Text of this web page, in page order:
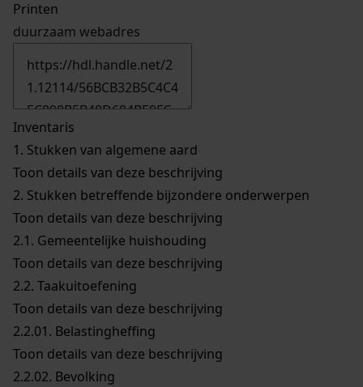
Printen
duurzaam webadres
Inventaris
1. Stukken van algemene aard
Toon details van deze beschrijving
2. Stukken betreffende bijzondere onderwerpen
Toon details van deze beschrijving
2.1. Gemeentelijke huishouding
Toon details van deze beschrijving
2.2. Taakuitoefening
Toon details van deze beschrijving
2.2.01. Belastingheffing
Toon details van deze beschrijving
2.2.02. Bevolking